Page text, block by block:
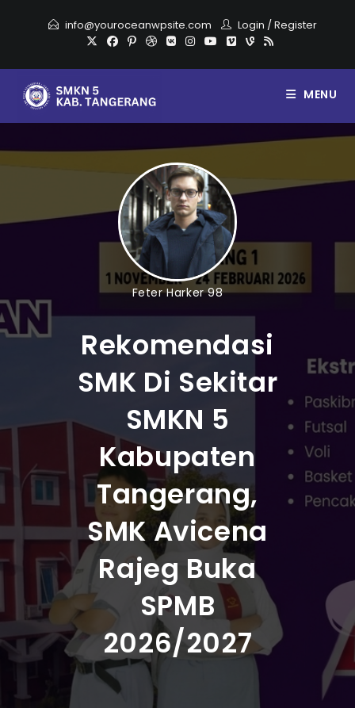
info@youroceanwpsite.com Login /Register
MENU
Feter Harker 98
Rekomendasi
SMK Di Sekitar
SMKN 5
Kabupaten
Tangerang,
SMK Avicena
Rajeg Buka
SPMB
2026/2027